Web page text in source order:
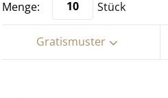
Stück
Gratismuster